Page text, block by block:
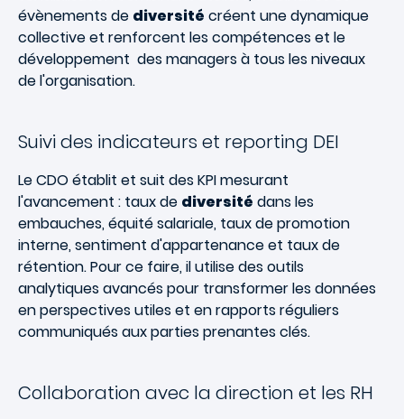
évènements de diversité créent une dynamique
collective et renforcent les compétences et le
développement des managers à tous les niveaux
de l'organisation.
Suivi des indicateurs et reporting DEI
Le CDO établit et suit des KPI mesurant
l'avancement : taux de diversité dans les
embauches, équité salariale, taux de promotion
interne, sentiment d'appartenance et taux de
rétention. Pour ce faire, il utilise des outils
analytiques avancés pour transformer les données
en perspectives utiles et en rapports réguliers
communiqués aux parties prenantes clés.
Collaboration avec la direction et les RH